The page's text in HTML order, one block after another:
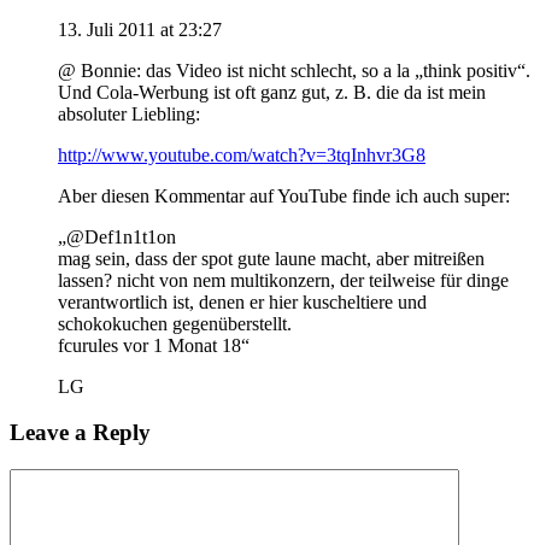
13. Juli 2011 at 23:27
@ Bonnie: das Video ist nicht schlecht, so a la „think positiv“.
Und Cola-Werbung ist oft ganz gut, z. B. die da ist mein
absoluter Liebling:
http://www.youtube.com/watch?v=3tqInhvr3G8
Aber diesen Kommentar auf YouTube finde ich auch super:
„@Def1n1t1on
mag sein, dass der spot gute laune macht, aber mitreißen
lassen? nicht von nem multikonzern, der teilweise für dinge
verantwortlich ist, denen er hier kuscheltiere und
schokokuchen gegenüberstellt.
fcurules vor 1 Monat 18“
LG
Leave a Reply